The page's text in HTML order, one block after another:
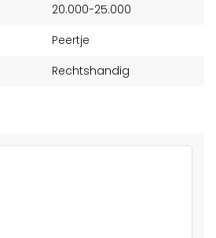
20.000-25.000
Peertje
Rechtshandig